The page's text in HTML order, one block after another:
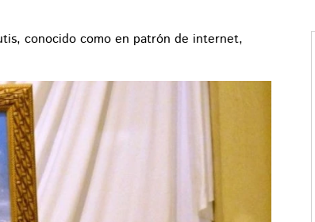
conocido como en patrón de internet,